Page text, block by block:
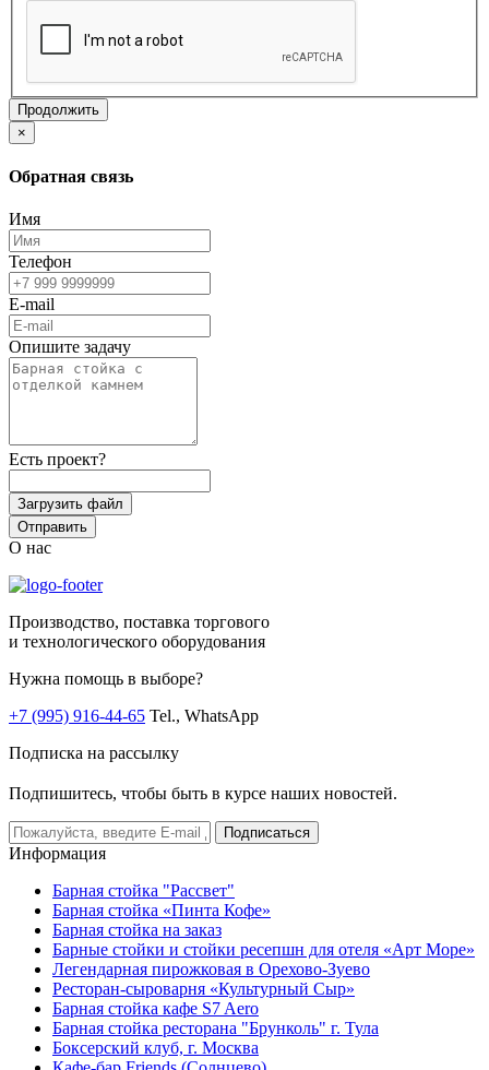
Продолжить
×
Обратная связь
Имя
Телефон
E-mail
Опишите задачу
Есть проект?
Загрузить файл
Отправить
О нас
Производство, поставка торгового
и технологического оборудования
Нужна помощь в выборе?
+7 (995) 916-44-65 Tel., WhatsApp
Подписка на рассылку
Подпишитесь, чтобы быть в курсе наших новостей.
Подписаться
Информация
Барная стойка "Рассвет"
Барная стойка «Пинта Кофе»
Барная стойка на заказ
Барные стойки и стойки ресепшн для отеля «Арт Море»
Легендарная пирожковая в Орехово-Зуево
Ресторан-сыроварня «Культурный Сыр»
Барная стойка кафе S7 Aero
Барная стойка ресторана "Брунколь" г. Тула
Боксерский клуб, г. Москва